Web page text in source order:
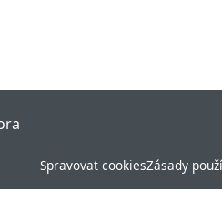
Spravovat cookiesZásady